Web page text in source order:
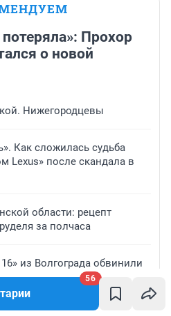
56
Прохор
о новой
Нижегородцевы
Как сложилась судьба
Lexus» после скандала в
области: рецепт
за полчаса
из Волгограда обвинили